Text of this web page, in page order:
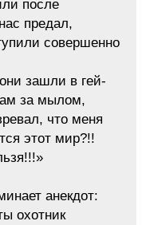
после
предал,
совершенно
зашли в гей-
за мылом,
что меня
этот мир?!!
анекдот:
охотник